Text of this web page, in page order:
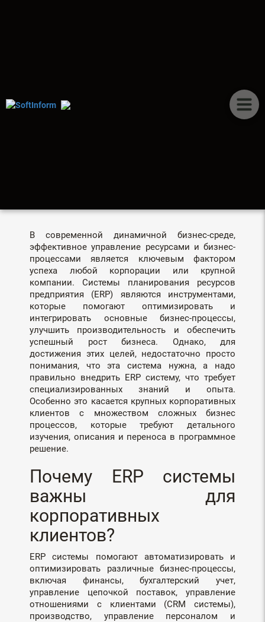
ERP СИСТЕМЫ ДЛЯ
В современной динамичной бизнес-среде,
эффективное управление ресурсами и бизнес-
процессами является ключевым фактором
успеха любой корпорации или крупной
компании. Системы планирования ресурсов
предприятия (ERP) являются инструментами,
которые помогают оптимизировать и
интегрировать основные бизнес-процессы,
улучшить производительность и обеспечить
успешный рост бизнеса. Однако, для
достижения этих целей, недостаточно просто
понимания, что эта система нужна, а надо
правильно внедрить ERP систему, что требует
специализированных знаний и опыта.
Особенно это касается крупных корпоративных
клиентов с множеством сложных бизнес
процессов, которые требуют детального
изучения, описания и переноса в программное
решение.
Почему ERP системы
важны для
корпоративных
клиентов?
ERP системы помогают автоматизировать и
оптимизировать различные бизнес-процессы,
включая финансы, бухгалтерский учет,
управление цепочкой поставок, управление
отношениями с клиентами (CRM системы),
производство, управление персоналом и